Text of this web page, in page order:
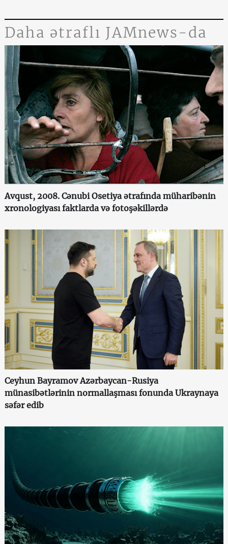
Daha ətraflı JAMnews-da
Avqust, 2008. Cənubi Osetiya ətrafında müharibənin
xronologiyası faktlarda və fotoşəkillərdə
Ceyhun Bayramov Azərbaycan-Rusiya
münasibətlərinin normallaşması fonunda Ukraynaya
səfər edib